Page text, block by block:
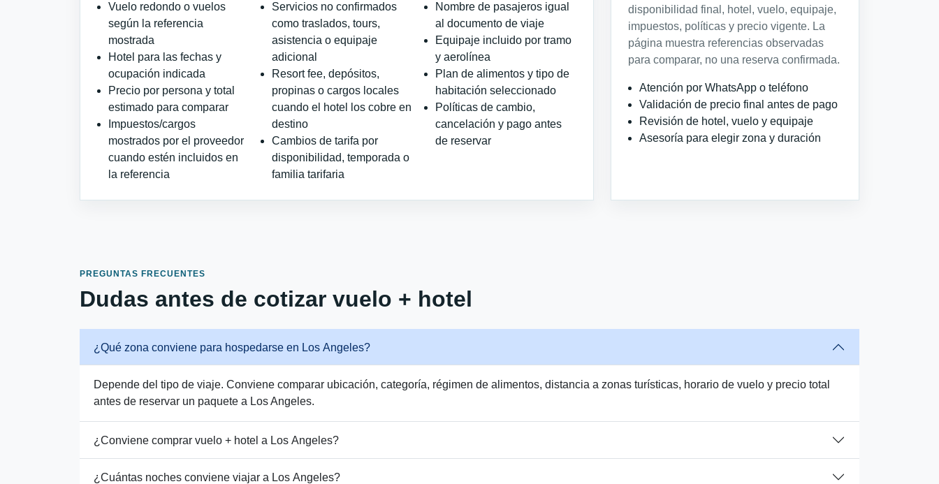
Vuelo redondo o vuelos
según la referencia
mostrada
Hotel para las fechas y
ocupación indicada
Precio por persona y total
estimado para comparar
Impuestos/cargos
mostrados por el proveedor
cuando estén incluidos en
la referencia
Servicios no confirmados
como traslados, tours,
asistencia o equipaje
adicional
Resort fee, depósitos,
propinas o cargos locales
cuando el hotel los cobre en
destino
Cambios de tarifa por
disponibilidad, temporada o
familia tarifaria
Nombre de pasajeros igual
al documento de viaje
Equipaje incluido por tramo
y aerolínea
Plan de alimentos y tipo de
habitación seleccionado
Políticas de cambio,
cancelación y pago antes
de reservar
disponibilidad final, hotel, vuelo, equipaje,
impuestos, políticas y precio vigente. La
página muestra referencias observadas
para comparar, no una reserva confirmada.
Atención por WhatsApp o teléfono
Validación de precio final antes de pago
Revisión de hotel, vuelo y equipaje
Asesoría para elegir zona y duración
PREGUNTAS FRECUENTES
Dudas antes de cotizar vuelo + hotel
¿Qué zona conviene para hospedarse en Los Angeles?
Depende del tipo de viaje. Conviene comparar ubicación, categoría, régimen de alimentos, distancia a zonas turísticas, horario de vuelo y precio total
antes de reservar un paquete a Los Angeles.
¿Conviene comprar vuelo + hotel a Los Angeles?
¿Cuántas noches conviene viajar a Los Angeles?